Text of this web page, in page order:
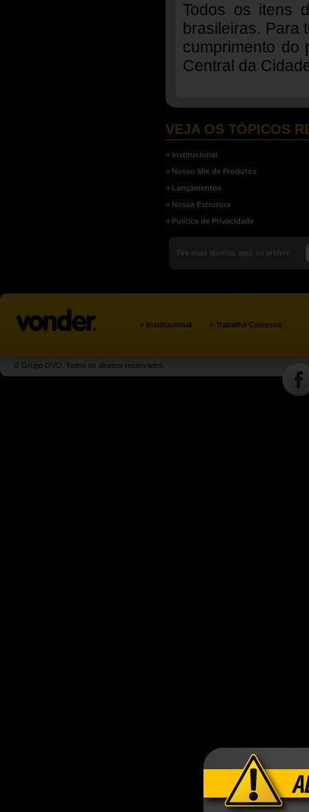
Todos os itens
brasileiras. Para
cumprimento do
Central da
VEJA OS TÓPICOS
» Institucional
» Nosso Mix de Produtos
» Lançamentos
» Nossa Estrutura
» Política de Privacidade
Tire suas dúvidas aqui, se preferir:
» Institucional » Trabalhe Conosco
© Grupo OVD. Todos os direitos reservados.